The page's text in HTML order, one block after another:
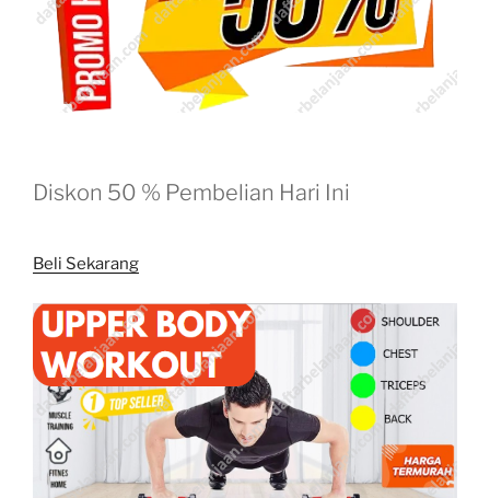
Diskon 50 % Pembelian Hari Ini
Beli Sekarang